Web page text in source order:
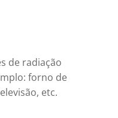
de radiação
forno de
etc.